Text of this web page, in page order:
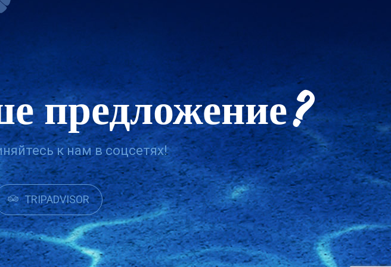
предложение?
к нам в соцсетях!
TRIPADVISOR